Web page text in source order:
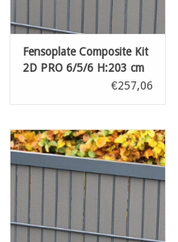
Fensoplate Composite Kit
2D PRO 6/5/6 H:203 cm
L:250 cm Dark Grey€257,06